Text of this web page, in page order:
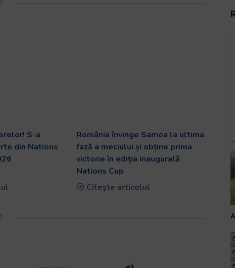
S-a
din Nations
România învinge Samoa la ultima
fază a meciului și obține prima
victorie în ediția inaugurală
Nations Cup
Citește articolul